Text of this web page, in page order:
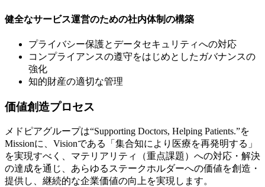
健全なサービス運営のための社内体制の構築
プライバシー保護とデータセキュリティへの対応
コンプライアンスの遵守をはじめとしたガバナンスの
強化
知的財産の適切な管理
価値創造プロセス
メドピアグループは“Supporting Doctors, Helping Patients.”を
Missionに、Visionである「集合知により医療を再発明する」
を実現すべく、マテリアリティ（重点課題）への対応・解決
の達成を通じ、あらゆるステークホルダーへの価値を創造・
提供し、継続的な企業価値の向上を実現します。